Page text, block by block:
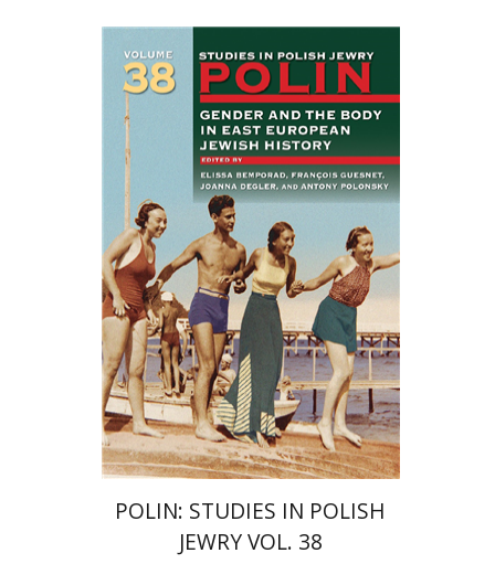
François Guesnet
Elissa
Bemporad
Joanna Degler
פולונסקי
הנחת אתר ספר מודפס
$75
$68
POLIN: STUDIES IN POLISH
JEWRY VOL. 38